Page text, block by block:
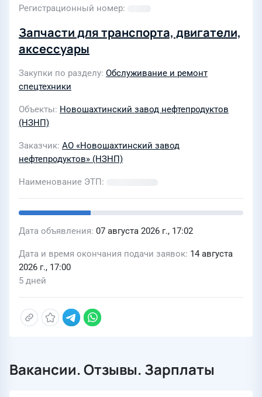
Регистрационный номер
Запчасти для транспорта, двигатели,
аксеcсуары
Закупки по разделу Обслуживание и ремонт
спецтехники
Объекты Новошахтинский завод нефтепродуктов
(НЗНП)
Заказчик АО «Новошахтинский завод
нефтепродуктов» (НЗНП)
Наименование ЭТП
Дата объявления 07 августа 2026 г., 17:02
Дата и время окончания подачи заявок 14 августа
2026 г., 17:00
5 дней
Вакансии. Отзывы. Зарплаты